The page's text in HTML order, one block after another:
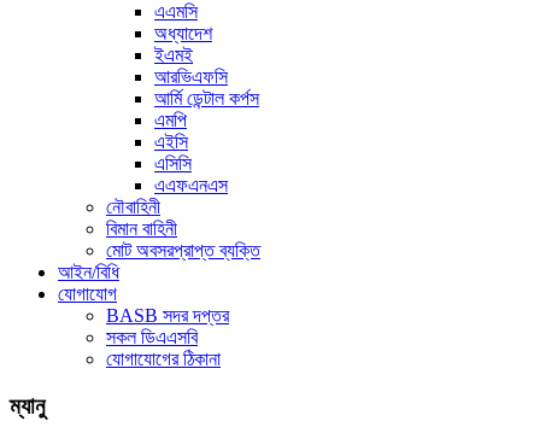
এএমসি
অধ্যাদেশ
ইএমই
আরভিএফসি
আর্মি ডেন্টাল কর্পস
এমপি
এইসি
এসিসি
এএফএনএস
নৌবাহিনী
বিমান বাহিনী
মোট অবসরপ্রাপ্ত ব্যক্তি
আইন/বিধি
যোগাযোগ
BASB সদর দপ্তর
সকল ডিএএসবি
যোগাযোগের ঠিকানা
ম্যানু